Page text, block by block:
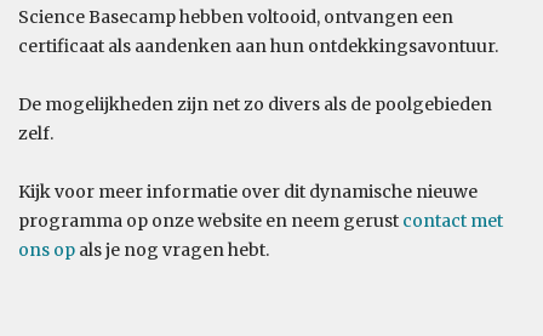
Science Basecamp hebben voltooid, ontvangen een
certificaat als aandenken aan hun ontdekkingsavontuur.
De mogelijkheden zijn net zo divers als de poolgebieden
zelf.
Kijk voor meer informatie over dit dynamische nieuwe
programma op onze website en neem gerust contact met
ons op als je nog vragen hebt.